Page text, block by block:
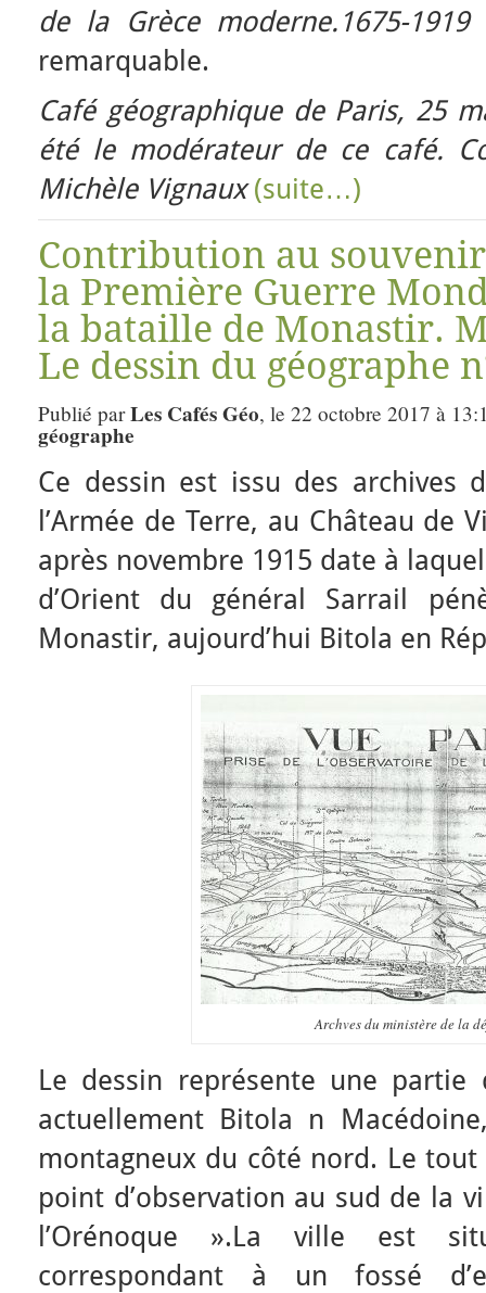
de la Grèce moderne.1675-1919
remarquable.
Café géographique de Paris, 25
été le modérateur de ce café.
Michèle Vignaux (suite…)
Contribution au
la Première Guerre
la bataille de Monastir.
Le dessin du géographe
Publié parLes Cafés Géo, le 22 octobre 2017 à
géographe
Ce dessin est issu des archives
l’Armée de Terre, au Château de
après novembre 1915 date à
d’Orient du général Sarrail
Monastir, aujourd’hui Bitola en
Archves du ministère de la
Le dessin représente une
actuellement Bitola n
montagneux du côté nord. Le
point d’observation au sud de la
l’Orénoque ».La ville est
correspondant à un fossé